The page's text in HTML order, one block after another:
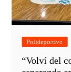
Polideportivo
“Volví del